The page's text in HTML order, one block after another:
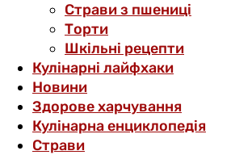
Страви з пшениці
Торти
Шкільні рецепти
Кулінарні лайфхаки
Новини
Здорове харчування
Кулінарна енциклопедія
Страви